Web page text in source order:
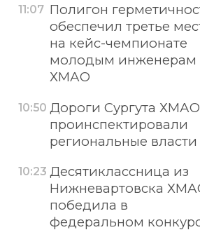
11:07 Полигон
обеспечил третье
на кейс-чемпионате
молодым инженерам
ХМАО
10:50 Дороги Сургута ХМАО
проинспектировали
региональные власти
10:23 Десятиклассница из
Нижневартовска
победила в
федеральном